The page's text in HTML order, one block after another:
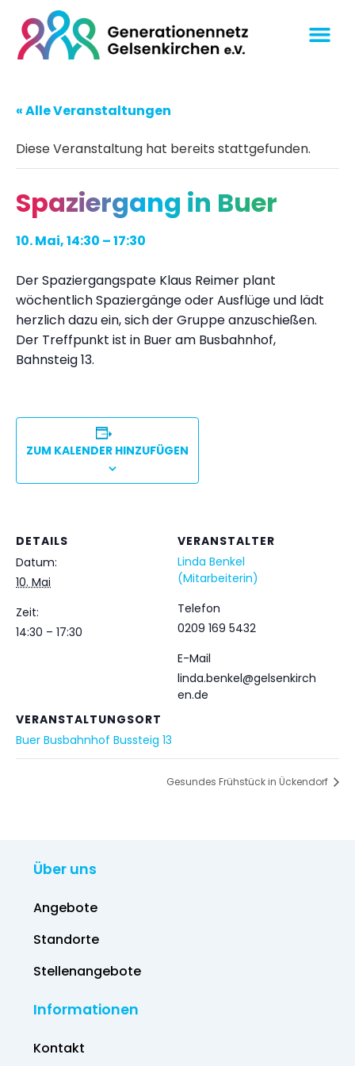
« Alle Veranstaltungen
Diese Veranstaltung hat bereits stattgefunden.
Spaziergang in Buer
10. Mai, 14:30 –17:30
Der Spaziergangspate Klaus Reimer plant
wöchentlich Spaziergänge oder Ausflüge und lädt
herzlich dazu ein, sich der Gruppe anzuschießen.
Der Treffpunkt ist in Buer am Busbahnhof,
Bahnsteig 13.
ZUM KALENDER HINZUFÜGEN
DETAILS
Datum:
10. Mai
Zeit:
14:30 – 17:30
VERANSTALTUNGSORT
Buer Busbahnhof Bussteig 13
VERANSTALTER
Linda Benkel
(Mitarbeiterin)
Telefon
0209 169 5432
E-Mail
linda.benkel@gelsenkirch
en.de
Gesundes Frühstück in Ückendorf
Über uns
Angebote
Standorte
Stellenangebote
Informationen
Kontakt